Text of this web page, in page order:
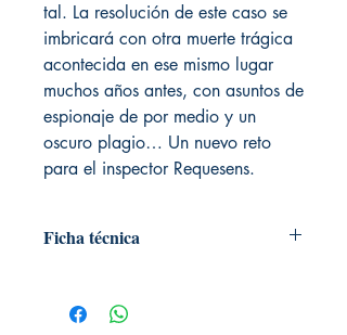
tal. La resolución de este caso se
imbricará con otra muerte trágica
acontecida en ese mismo lugar
muchos años antes, con asuntos de
espionaje de por medio y un
oscuro plagio… Un nuevo reto
para el inspector Requesens.
Ficha técnica
Editorial: Libros de Seda
Idioma: Castellano